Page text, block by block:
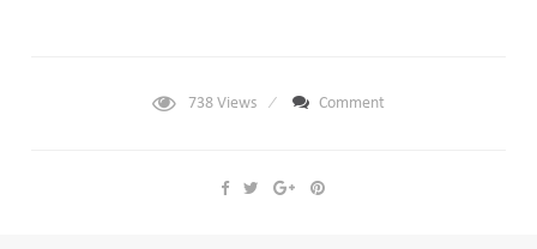
738Views Comment